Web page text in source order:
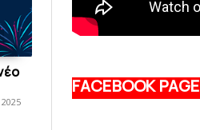
FACEBOOK PAGE